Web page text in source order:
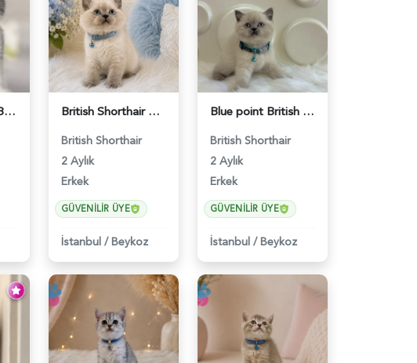
Kusursuz Uyum British Shorthair Bi Color Erkek - 6011 British Shorthair Erkek Bluepoint 2 Aylık - 4448
British Shorthair
2 Aylık
Erkek
GÜVENILIR ÜYE
İstanbul /Beykoz
Blue point British Shorthair Kedim 2 Aylık - 4132
British Shorthair
2 Aylık
Erkek
GÜVENILIR ÜYE
İstanbul /Beykoz